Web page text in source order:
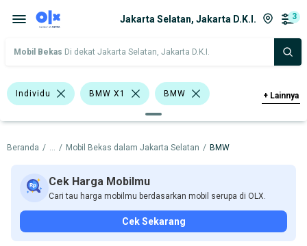
Jakarta Selatan, Jakarta D.K.I. 3
Mobil Bekas Di dekat Jakarta Selatan, Jakarta D.K.I.
Individu BMW X1 BMW
Harga Merek Dan Model Tahun
Tipe Bodi Tipe Membership
+ Lainnya
Beranda / ... / Mobil Bekas dalam Jakarta Selatan / BMW
Cek Harga Mobilmu
Cari tau harga mobilmu berdasarkan mobil serupa di OLX.
Cek Sekarang